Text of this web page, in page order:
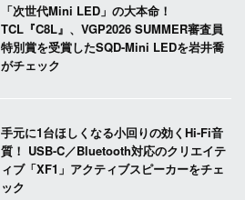
「次世代Mini LED」の大本命！
TCL『C8L』、VGP2026 SUMMER審査員
特別賞を受賞したSQD-Mini LEDを岩井喬
がチェック
手元に1台ほしくなる小回りの効くHi-Fi音
質！ USB-C／Bluetooth対応のクリエイテ
ィブ「XF1」アクティブスピーカーをチェ
ック